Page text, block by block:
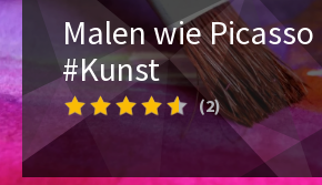
Malen wie Picasso
#Kunst
(2)